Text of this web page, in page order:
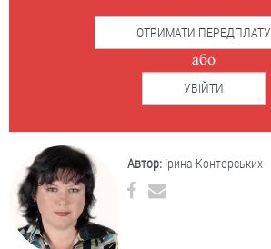
ОТРИМАТИ ПЕРЕДПЛАТУ
або
УВІЙТИ
Автор: Ірина Конторських